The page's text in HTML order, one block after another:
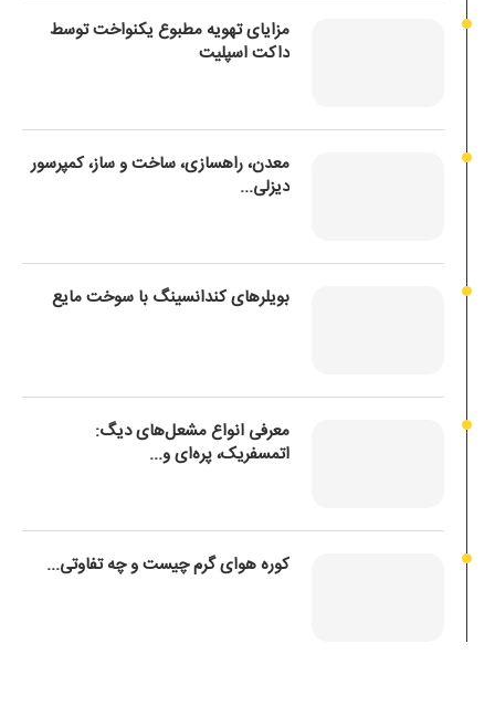
مزایای تهویه مطبوع یکنواخت توسط
داکت اسپلیت
معدن، راهسازی، ساخت و ساز، کمپرسور
دیزلی...
بویلرهای کندانسینگ با سوخت مایع
معرفی انواع مشعل‌های دیگ:
اتمسفریک، پره‌ای و...
کوره هوای گرم چیست و چه تفاوتی...